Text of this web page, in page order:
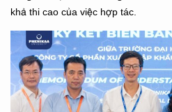
khả thi cao của việc hợp tác.